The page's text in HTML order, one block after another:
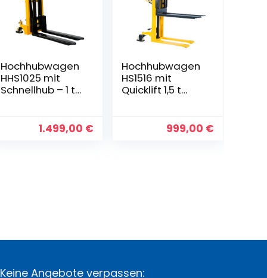
Hochhubwagen
HHS1025 mit
Schnellhub – 1 t
1.499,00 €
Hochhubwagen
HS1516 mit
Quicklift 1,5 t
999,00 €
Keine Angebote verpassen: